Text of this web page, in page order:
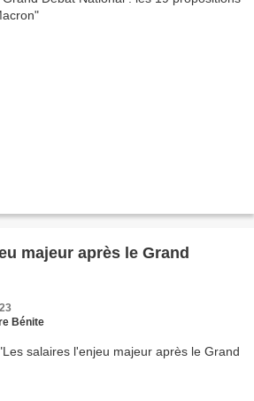
majeur après le Grand
Bénite